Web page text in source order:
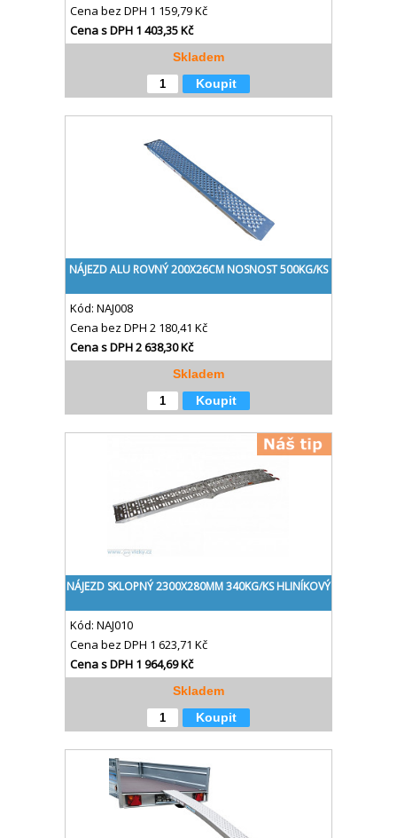
Cena bez DPH 1 159,79 Kč
Cena s DPH 1 403,35 Kč
Skladem
Koupit
NÁJEZD ALU ROVNÝ 200X26CM NOSNOST 500KG/KS
Kód: NAJ008
Cena bez DPH 2 180,41 Kč
Cena s DPH2 638,30 Kč
Skladem
Koupit
NÁJEZD SKLOPNÝ 2300X280MM 340KG/KS HLINÍKOVÝ
Kód: NAJ010
Cena bez DPH 1 623,71 Kč
Cena s DPH 1 964,69 Kč
Skladem
Koupit